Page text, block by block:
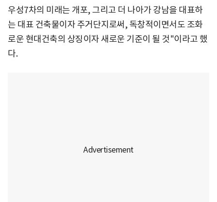
우성7차의 미래는 개포, 그리고 더 나아가 강남을 대표하
는 대표 건축물이자 주거단지로써, 독창적이면서도 조화
로운 현대건축의 상징이자 새로운 기준이 될 것"이라고 했
다.